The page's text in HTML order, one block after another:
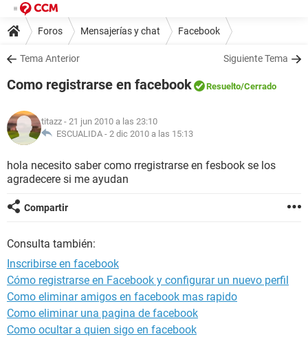
Foros Mensajerías y chat Facebook
Tema Anterior Siguiente Tema
Como registrarse en facebook Resuelto/Cerrado
titazz - 21 jun 2010 a las 23:10
ESCUALIDA - 2 dic 2010 a las 15:13
hola necesito saber como rregistrarse en fesbook se los
agradecere si me ayudan
Compartir
Consulta también:
Inscribirse en facebook
Cómo registrarse en Facebook y configurar un nuevo perfil
Como eliminar amigos en facebook mas rapido
Como eliminar una pagina de facebook
Como ocultar a quien sigo en facebook